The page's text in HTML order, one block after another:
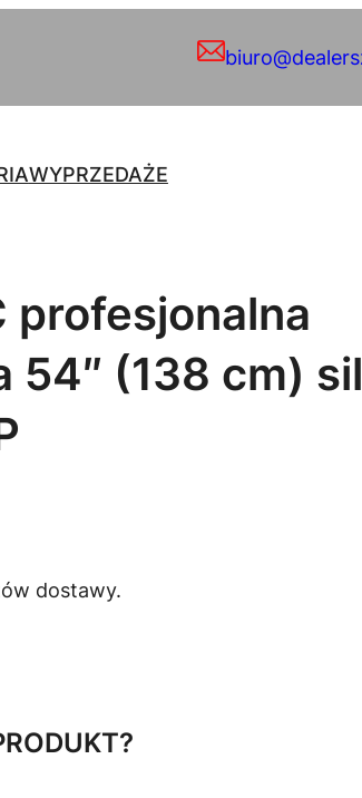
WYPRZEDAŻE
profesjonalna
54″ (138 cm)
dostawy.